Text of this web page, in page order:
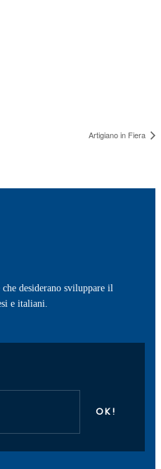
Artigiano in Fiera
desiderano sviluppare il
e italiani.